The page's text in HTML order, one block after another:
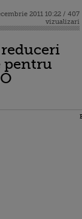
2011 10:22 / 407
vizualizari
pentru